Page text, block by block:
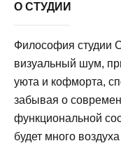
О СТУДИИ
Философия студии
визуальный шум,
уюта и кофморта,
забывая о
функциональной
будет много